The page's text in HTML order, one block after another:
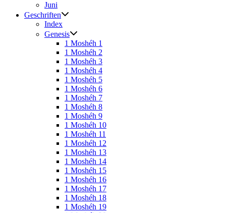
Juni
Geschriften
Index
Genesis
1 Moshéh 1
1 Moshéh 2
1 Moshéh 3
1 Moshéh 4
1 Moshéh 5
1 Moshéh 6
1 Moshéh 7
1 Moshéh 8
1 Moshéh 9
1 Moshéh 10
1 Moshéh 11
1 Moshéh 12
1 Moshéh 13
1 Moshéh 14
1 Moshéh 15
1 Moshéh 16
1 Moshéh 17
1 Moshéh 18
1 Moshéh 19